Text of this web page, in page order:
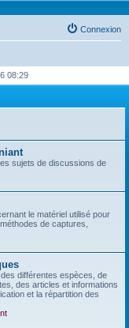
Connexion
08:29
sujets de discussions de
le matériel utilisé pour
de captures,
différentes espèces, de
des articles et informations
et la répartition des